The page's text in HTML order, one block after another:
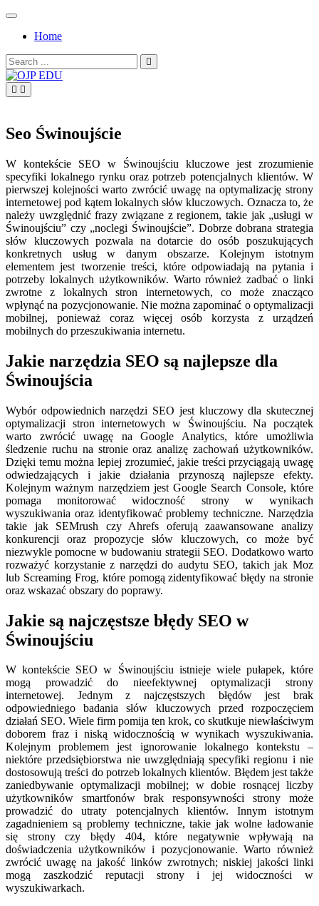
Skip
contentHome
Search
for:
Seo Świnoujście
W kontekście SEO w Świnoujściu kluczowe jest zrozumienie
specyfiki lokalnego rynku oraz potrzeb potencjalnych klientów. W
pierwszej kolejności warto zwrócić uwagę na optymalizację strony
internetowej pod kątem lokalnych słów kluczowych. Oznacza to, że
należy uwzględnić frazy związane z regionem, takie jak „usługi w
Świnoujściu” czy „noclegi Świnoujście”. Dobrze dobrana strategia
słów kluczowych pozwala na dotarcie do osób poszukujących
konkretnych usług w danym obszarze. Kolejnym istotnym
elementem jest tworzenie treści, które odpowiadają na pytania i
potrzeby lokalnych użytkowników. Warto również zadbać o linki
zwrotne z lokalnych stron internetowych, co może znacząco
wpłynąć na pozycjonowanie. Nie można zapominać o optymalizacji
mobilnej, ponieważ coraz więcej osób korzysta z urządzeń
mobilnych do przeszukiwania internetu.
Jakie narzędzia SEO są najlepsze dla
Świnoujścia
Wybór odpowiednich narzędzi SEO jest kluczowy dla skutecznej
optymalizacji stron internetowych w Świnoujściu. Na początek
warto zwrócić uwagę na Google Analytics, które umożliwia
śledzenie ruchu na stronie oraz analizę zachowań użytkowników.
Dzięki temu można lepiej zrozumieć, jakie treści przyciągają uwagę
odwiedzających i jakie działania przynoszą najlepsze efekty.
Kolejnym ważnym narzędziem jest Google Search Console, które
pomaga monitorować widoczność strony w wynikach
wyszukiwania oraz identyfikować problemy techniczne. Narzędzia
takie jak SEMrush czy Ahrefs oferują zaawansowane analizy
konkurencji oraz propozycje słów kluczowych, co może być
niezwykle pomocne w budowaniu strategii SEO. Dodatkowo warto
rozważyć korzystanie z narzędzi do audytu SEO, takich jak Moz
lub Screaming Frog, które pomogą zidentyfikować błędy na stronie
oraz wskazać obszary do poprawy.
Jakie są najczęstsze błędy SEO w
Świnoujściu
W kontekście SEO w Świnoujściu istnieje wiele pułapek, które
mogą prowadzić do nieefektywnej optymalizacji strony
internetowej. Jednym z najczęstszych błędów jest brak
odpowiedniego badania słów kluczowych przed rozpoczęciem
działań SEO. Wiele firm pomija ten krok, co skutkuje niewłaściwym
doborem fraz i niską widocznością w wynikach wyszukiwania.
Kolejnym problemem jest ignorowanie lokalnego kontekstu –
niektóre przedsiębiorstwa nie uwzględniają specyfiki regionu i nie
dostosowują treści do potrzeb lokalnych klientów. Błędem jest także
zaniedbywanie optymalizacji mobilnej; w dobie rosnącej liczby
użytkowników smartfonów brak responsywności strony może
prowadzić do utraty potencjalnych klientów. Innym istotnym
zagadnieniem są problemy techniczne, takie jak wolne ładowanie
się strony czy błędy 404, które negatywnie wpływają na
doświadczenia użytkowników i pozycjonowanie. Warto również
zwrócić uwagę na jakość linków zwrotnych; niskiej jakości linki
mogą zaszkodzić reputacji strony i jej widoczności w
wyszukiwarkach.